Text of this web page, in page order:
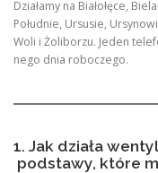
Działamy na Białołęce,
Południe, Ursusie,
Woli i Żoliborzu. Jeden
nego dnia roboczego.
1. Jak działa
podstawy, które